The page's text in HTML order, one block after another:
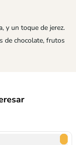
y un toque de jerez.
de chocolate, frutos